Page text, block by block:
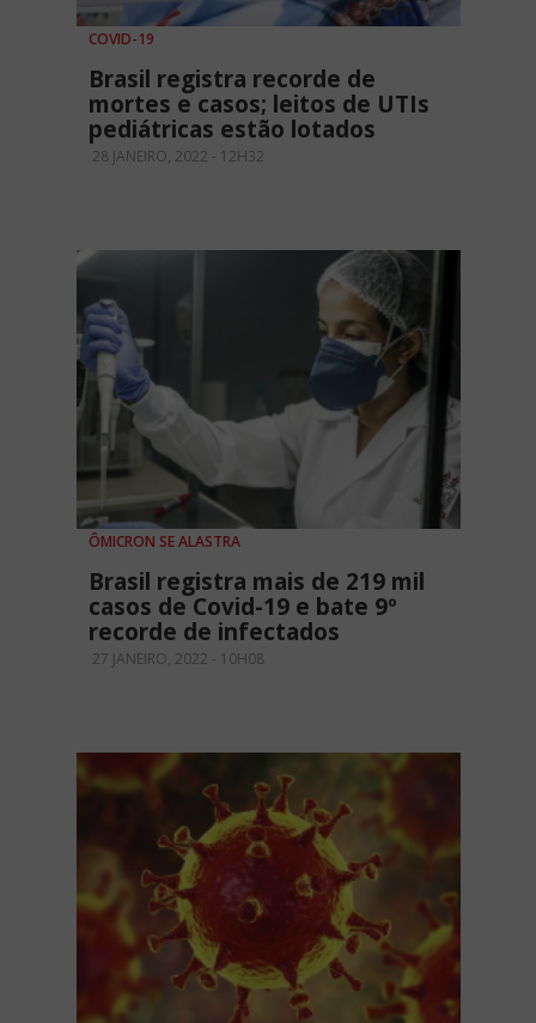
COVID-19
Brasil registra recorde de
mortes e casos; leitos de UTIs
pediátricas estão lotados
28 JANEIRO, 2022 - 12H32
ÔMICRON SE ALASTRA
Brasil registra mais de 219 mil
casos de Covid-19 e bate 9º
recorde de infectados
27 JANEIRO, 2022 - 10H08